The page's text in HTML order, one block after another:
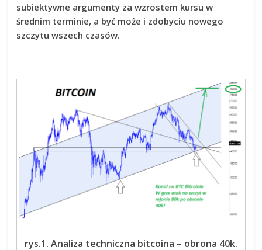
subiektywne argumenty za wzrostem kursu w
średnim terminie, a być może i zdobyciu nowego
szczytu wszech czasów.
rys.1. Analiza techniczna bitcoina – obrona 40k.